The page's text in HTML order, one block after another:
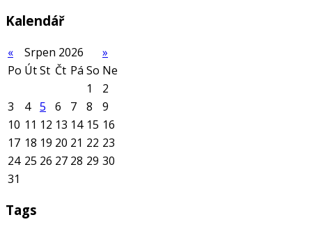
Kalendář
« Srpen 2026
»
Po ÚtSt Čt Pá So Ne
1
2
3
4 5 6 7 8
9
10 11 12 13 14 15 16
17 18 19 20 21 22 23
24 25 26 27 28 29 30
31
Tags